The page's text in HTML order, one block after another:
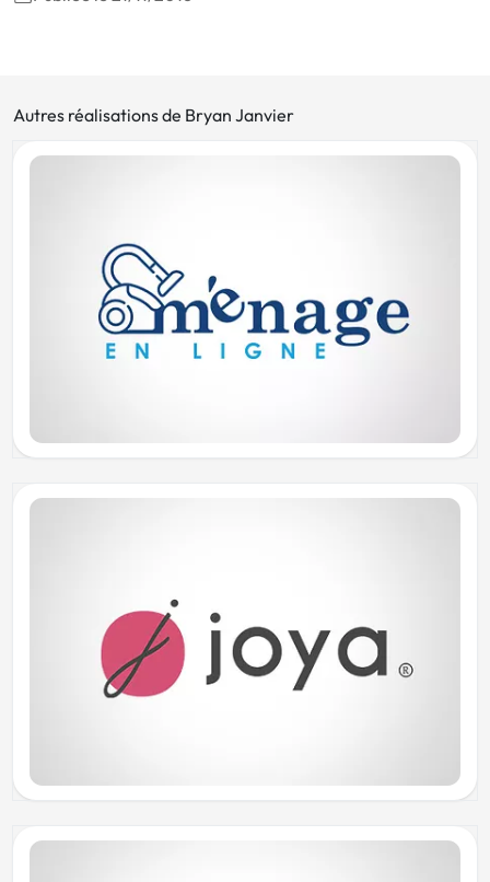
Autres réalisations de Bryan Janvier